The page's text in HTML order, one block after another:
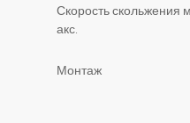
Скорость скольжения м
акс.
Монтаж